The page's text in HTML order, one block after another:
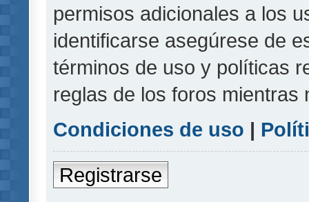
permisos adicionales a los
identificarse asegúrese de
términos de uso y políticas
reglas de los foros mientras
Condiciones de uso |
Registrarse